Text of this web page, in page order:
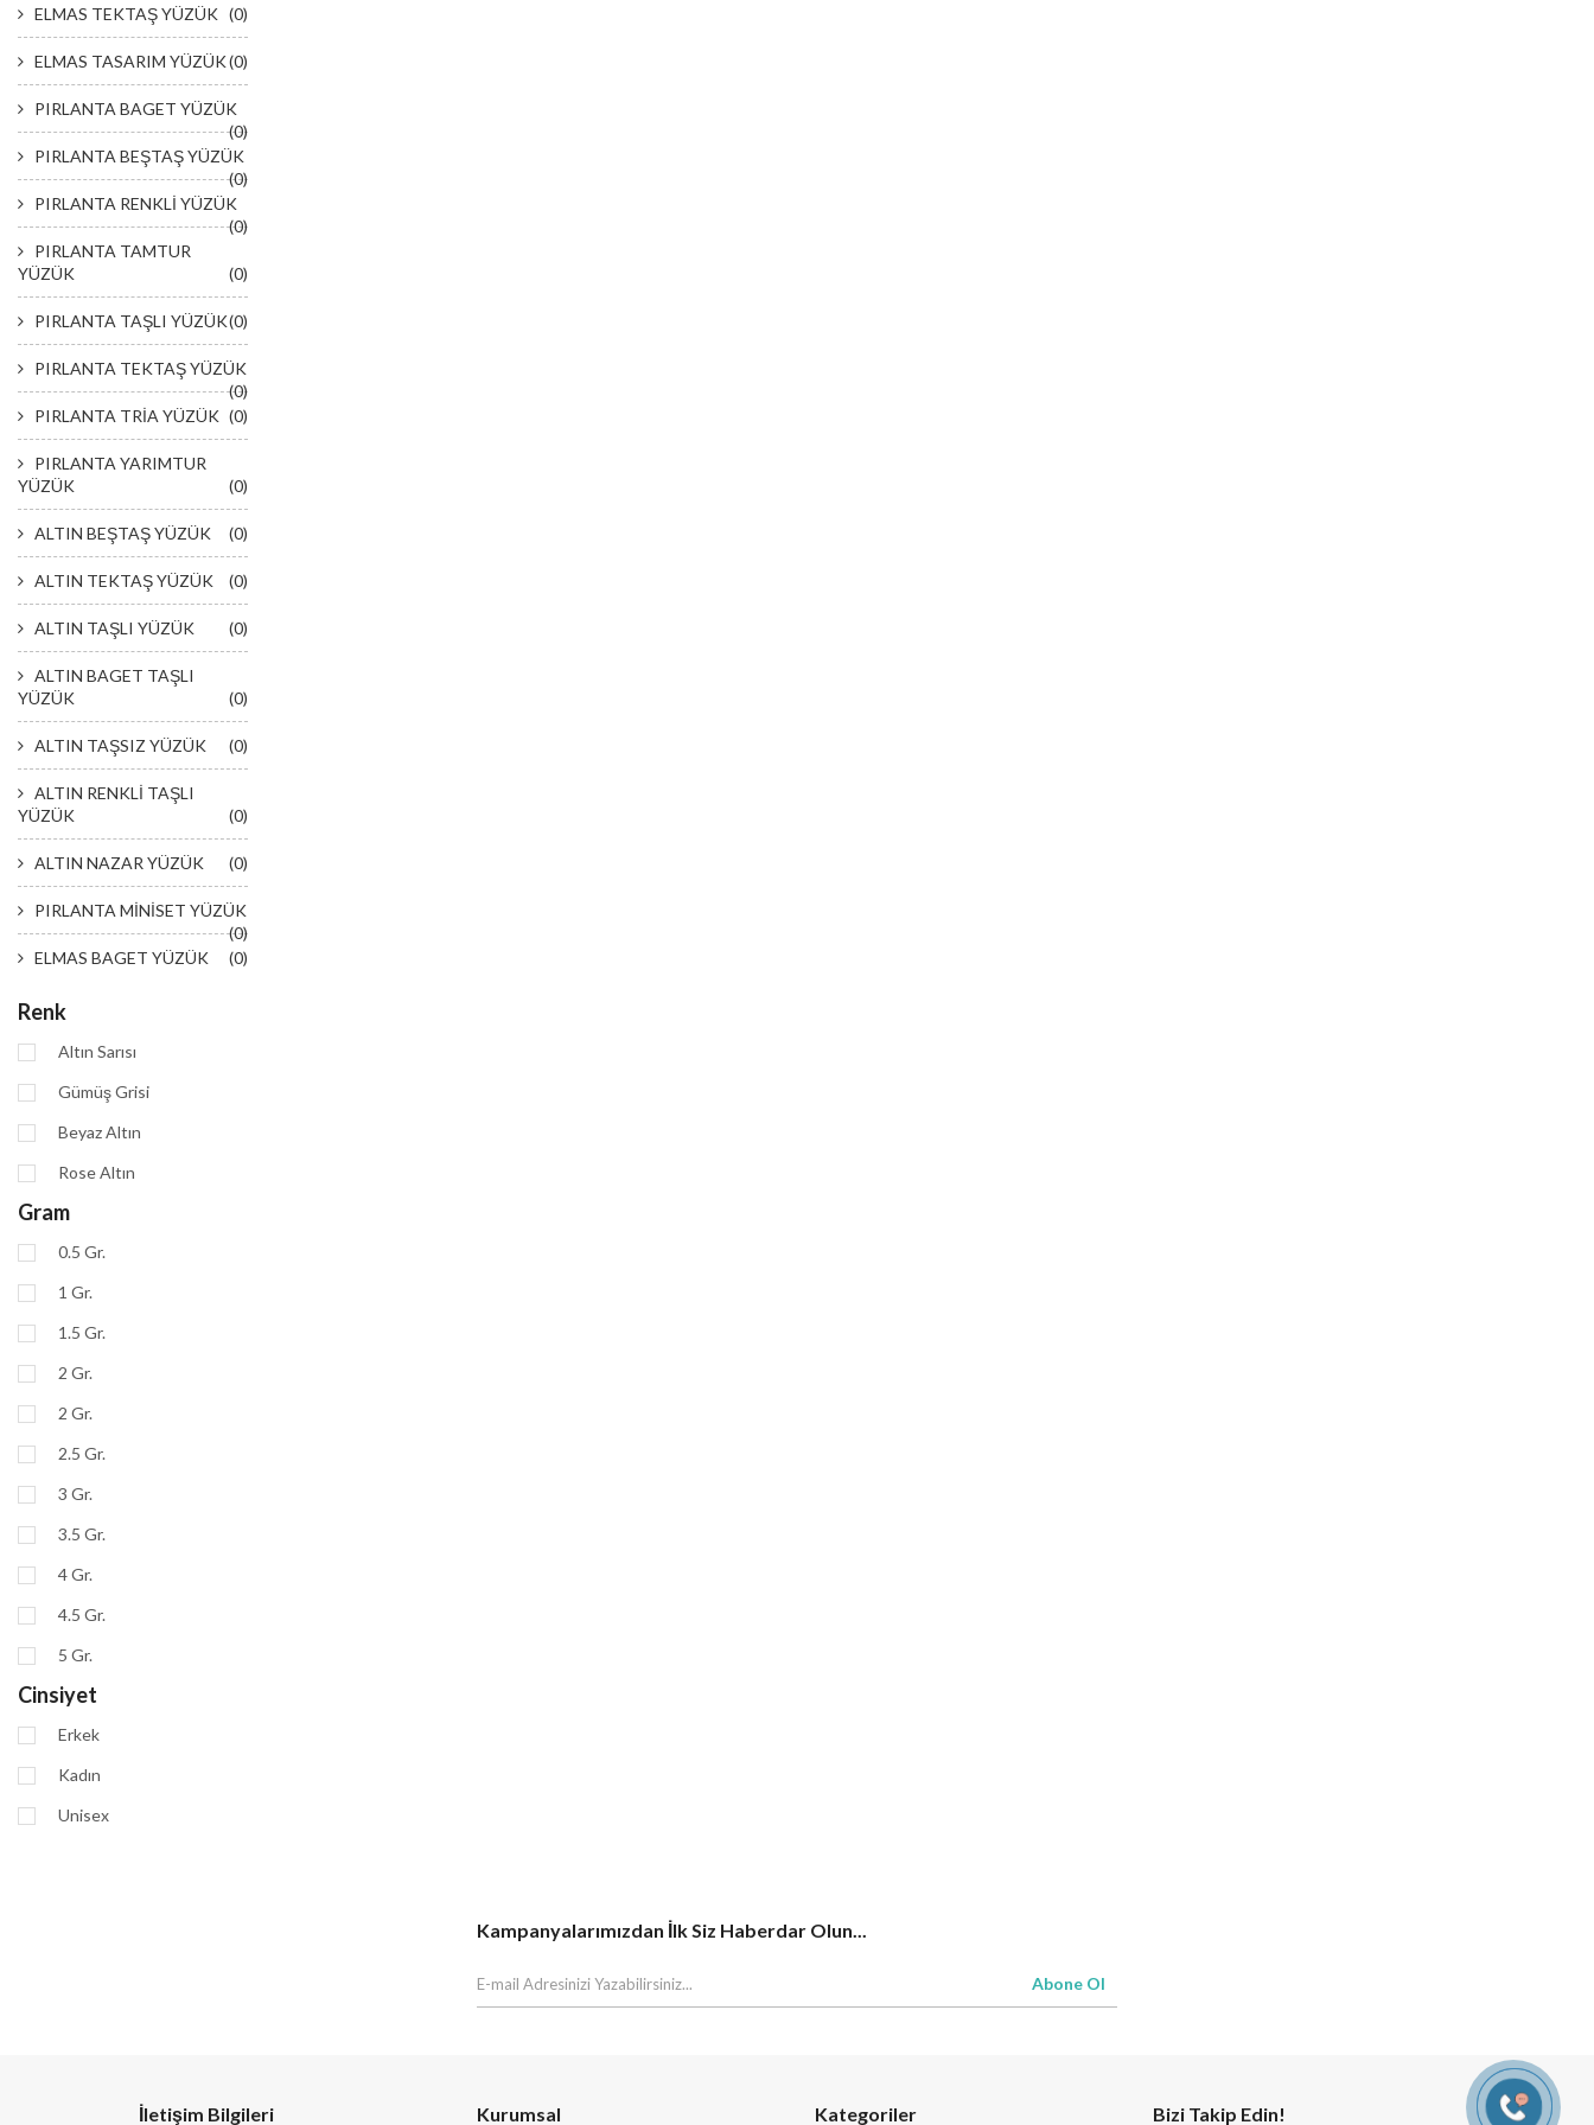
ELMAS TEKTAŞ YÜZÜK (0)
ELMAS TASARIM YÜZÜK(0)
PIRLANTA BAGET YÜZÜK
(0)
PIRLANTA BEŞTAŞ YÜZÜK
(0)
PIRLANTA RENKLİ YÜZÜK
(0)
PIRLANTA TAMTUR
YÜZÜK
(0)
PIRLANTA TAŞLI YÜZÜK(0)
PIRLANTA TEKTAŞ YÜZÜK
(0)
PIRLANTA TRİA YÜZÜK (0)
PIRLANTA YARIMTUR
YÜZÜK
(0)
ALTIN BEŞTAŞ YÜZÜK (0)
ALTIN TEKTAŞ YÜZÜK (0)
ALTIN TAŞLI YÜZÜK (0)
ALTIN BAGET TAŞLI
YÜZÜK
(0)
ALTIN TAŞSIZ YÜZÜK (0)
ALTIN RENKLİ TAŞLI
YÜZÜK
(0)
ALTIN NAZAR YÜZÜK (0)
PIRLANTA MİNİSET YÜZÜK
(0)
ELMAS BAGET YÜZÜK
(0)
Renk
Altın Sarısı
Gümüş Grisi
Beyaz Altın
Rose Altın
Gram
0.5 Gr.
1 Gr.
1.5 Gr.
2 Gr.
2 Gr.
2.5 Gr.
3 Gr.
3.5 Gr.
4 Gr.
4.5 Gr.
5 Gr.
Cinsiyet
Erkek
Kadın
Unisex
Kampanyalarımızdan İlk Siz Haberdar Olun...
Abone Ol
İletişim Bilgileri Kurumsal Kategoriler Bizi Takip Edin!